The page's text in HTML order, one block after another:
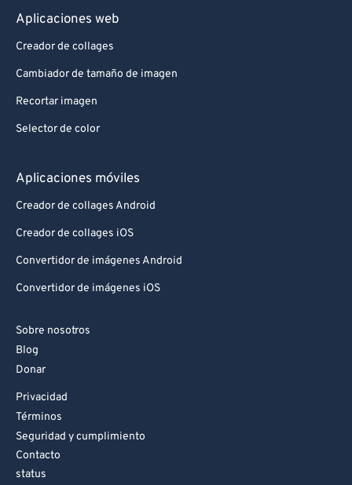
Aplicaciones web
Creador de collages
Cambiador de tamaño de imagen
Recortar imagen
Selector de color
Aplicaciones móviles
Creador de collages Android
Creador de collages iOS
Convertidor de imágenes Android
Convertidor de imágenes iOS
Sobre nosotros
Blog
Donar
Privacidad
Términos
Seguridad y cumplimiento
Contacto
status